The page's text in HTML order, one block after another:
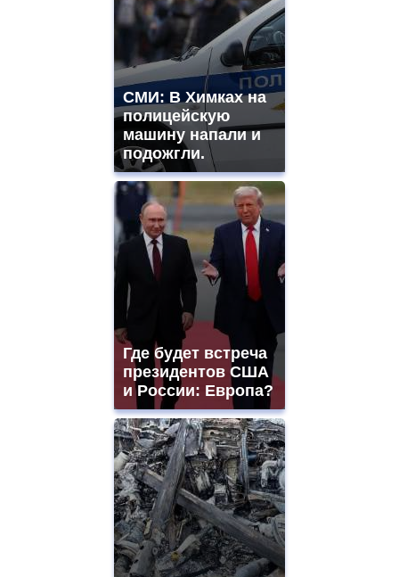
СМИ: В Химках на
полицейскую
машину напали и
подожгли.
Где будет встреча
президентов США
и России: Европа?